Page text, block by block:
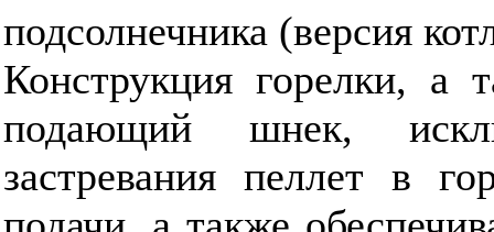
подсолнечника (версия
Конструкция горелки, а
подающий шнек,
застревания пеллет в